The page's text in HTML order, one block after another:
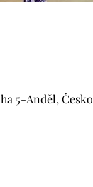
5-Anděl, Česko